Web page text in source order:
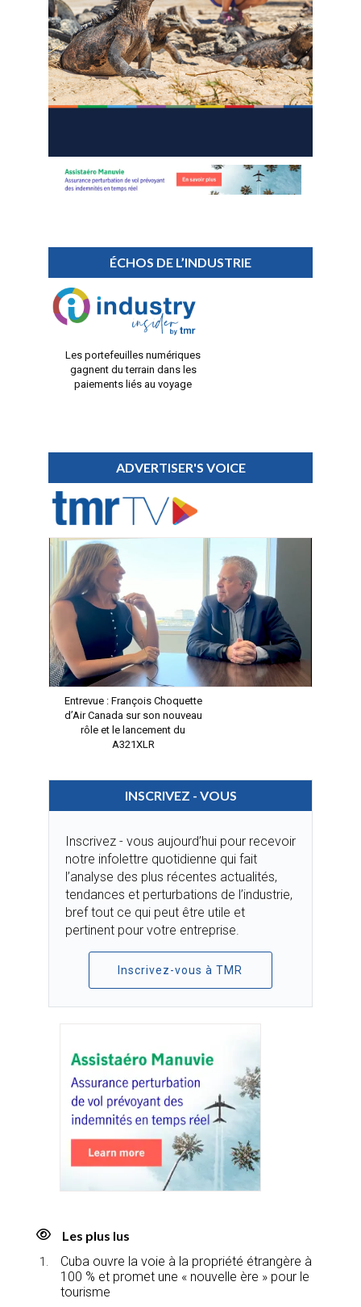
ÉCHOS DE L’INDUSTRIE
Les portefeuilles numériques
gagnent du terrain dans les
paiements liés au voyage
ADVERTISER'S VOICE
Entrevue : François Choquette
d’Air Canada sur son nouveau
rôle et le lancement du
A321XLR
INSCRIVEZ - VOUS
Inscrivez - vous aujourd’hui pour recevoir
notre infolettre quotidienne qui fait
l’analyse des plus récentes actualités,
tendances et perturbations de l’industrie,
bref tout ce qui peut être utile et
pertinent pour votre entreprise.
Inscrivez-vous à TMR
Les plus lus
Cuba ouvre la voie à la propriété étrangère à
100 % et promet une « nouvelle ère » pour le
tourisme